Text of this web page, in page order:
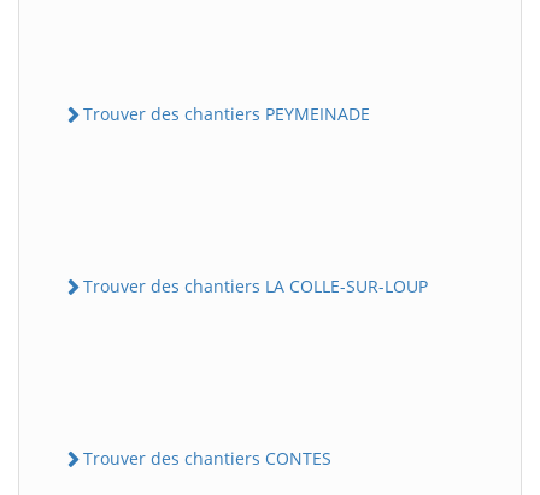
Trouver des chantiers PEYMEINADE
Trouver des chantiers LA COLLE-SUR-LOUP
Trouver des chantiers CONTES